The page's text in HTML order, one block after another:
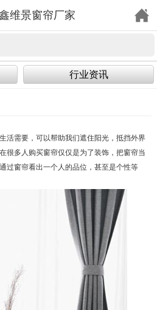
维景窗帘厂家
行业资讯
活需要，可以帮助我们遮住阳光，抵挡外界
很多人购买窗帘仅仅是为了装饰，把窗帘当
过窗帘看出一个人的品位，甚至是个性等